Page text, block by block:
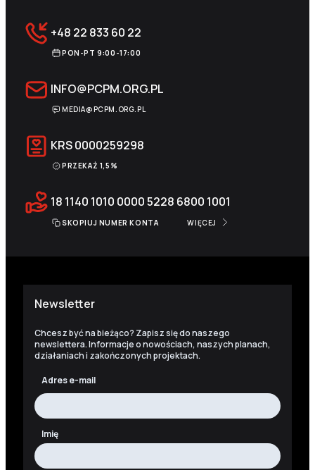
+48 22 833 60 22
PON-PT 9:00-17:00
INFO@PCPM.ORG.PL
MEDIA@PCPM.ORG.PL
KRS0000259298
PRZEKAŻ 1,5%
18 1140 1010 0000 5228 6800 1001
SKOPIUJ NUMER KONTA WIĘCEJ
Newsletter
Chcesz być na bieżąco? Zapisz się do naszego
newslettera. Informacje o nowościach, naszych planach,
działaniach i zakończonych projektach.
Adres e-mail
Imię